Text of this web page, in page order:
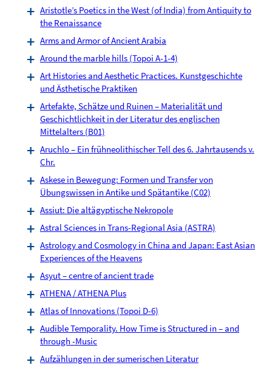
Aristotle’s Poetics in the West (of India) from Antiquity to
the Renaissance
Arms and Armor of Ancient Arabia
Around the marble hills (Topoi A-1-4)
Art Histories and Aesthetic Practices. Kunstgeschichte
und Ästhetische Praktiken
Artefakte, Schätze und Ruinen – Materialität und
Geschichtlichkeit in der Literatur des englischen
Mittelalters (B01)
Aruchlo – Ein frühneolithischer Tell des 6. Jahrtausends v.
Chr.
Askese in Bewegung: Formen und Transfer von
Übungswissen in Antike und Spätantike (C02)
Assiut: Die altägyptische Nekropole
Astral Sciences in Trans-Regional Asia (ASTRA)
Astrology and Cosmology in China and Japan: East Asian
Experiences of the Heavens
Asyut – centre of ancient trade
ATHENA / ATHENA Plus
Atlas of Innovations (Topoi D-6)
Audible Temporality. How Time is Structured in – and
through -Music
Aufzählungen in der sumerischen Literatur